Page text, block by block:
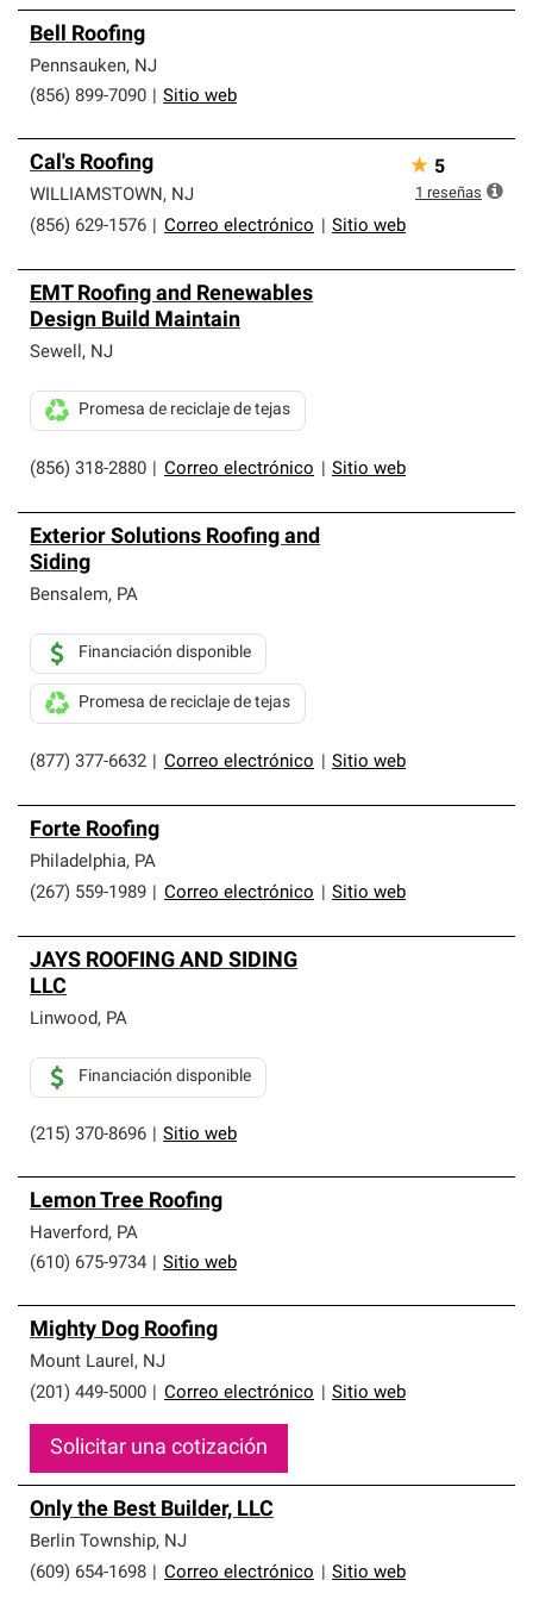
Bell Roofing
Pennsauken, NJ
(856) 899-7090
Sitio web
Cal's Roofing
WILLIAMSTOWN, NJ
(856) 629-1576
Correo electrónico Sitio web
★ 5
1 reseñas
EMT Roofing and Renewables
Design Build Maintain
Sewell, NJ
(856) 318-2880 Correo electrónico Sitio web
Promesa de reciclaje de tejas
Exterior Solutions Roofing and
Siding
Bensalem, PA
(877) 377-6632 Correo electrónico Sitio web
Financiación disponible
Promesa de reciclaje de tejas
Forte Roofing
Philadelphia, PA
(267) 559-1989
Correo electrónico Sitio web
JAYS ROOFING AND SIDING
LLC
Linwood, PA
(215) 370-8696 Sitio web
Financiación disponible
Lemon Tree Roofing
Haverford, PA
(610) 675-9734
Sitio web
Mighty Dog Roofing
Mount Laurel, NJ
(201) 449-5000
Correo electrónico Sitio web
Solicitar una cotización
Only the Best Builder, LLC
Berlin Township, NJ
(609) 654-1698
Correo electrónico Sitio web